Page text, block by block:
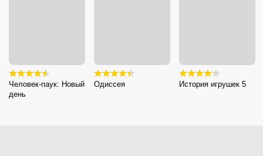
Человек-паук: Новый
день
Одиссея История игрушек 5